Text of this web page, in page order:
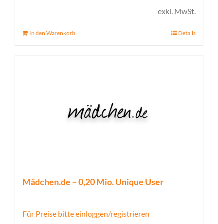
exkl. MwSt.
In den Warenkorb Details
Mädchen.de – 0,20 Mio. Unique User
Für Preise bitte einloggen/registrieren